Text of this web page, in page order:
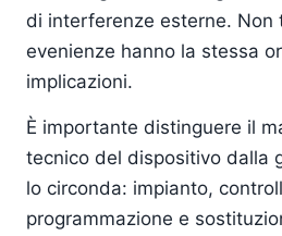
di interferenze esterne. Non
evenienze hanno la stessa
implicazioni.
È importante distinguere il
tecnico del dispositivo dalla
lo circonda: impianto,
programmazione e